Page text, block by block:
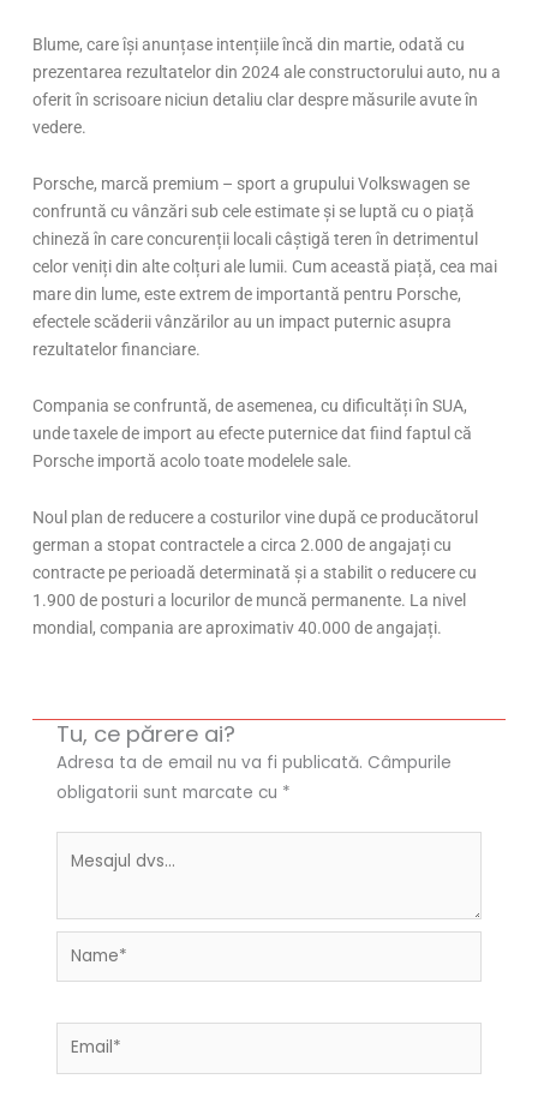
Blume, careîși anunțase intențiileîncă din martie, odată cu
prezentarea rezultatelor din 2024 ale constructorului auto, nu a
oferitîn scrisoare niciun detaliu clar despre măsurile avuteîn
vedere.
Porsche, marcă premium – sport a grupului Volkswagen se
confruntă cu vânzări sub cele estimate și se luptă cu o piață
chinezăîn care concurenții locali câștigă terenîn detrimentul
celor veniți din alte colțuri ale lumii. Cum această piață, cea mai
mare din lume, este extrem de importantă pentru Porsche,
efectele scăderii vânzărilor au un impact puternic asupra
rezultatelor financiare.
Compania se confruntă, de asemenea, cu dificultățiîn SUA,
unde taxele de import au efecte puternice dat fiind faptul că
Porsche importă acolo toate modelele sale.
Noul plan de reducere a costurilor vine după ce producătorul
german a stopat contractele a circa 2.000 de angajați cu
contracte pe perioadă determinată și a stabilit o reducere cu
1.900 de posturi a locurilor de muncă permanente. La nivel
mondial, compania are aproximativ 40.000 de angajați.
Tu, ce părere ai?
Adresa ta de email nu va fi publicată. Câmpurile
obligatorii sunt marcate cu *
Name*
Email*